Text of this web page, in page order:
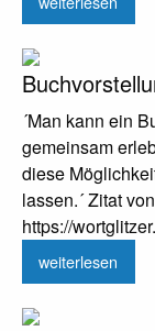
´Man kann ein
gemeinsam
diese
lassen.´ Zitat
https://
weiterlesen